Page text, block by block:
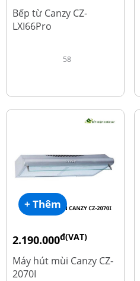
Bếp từ Canzy CZ-
LXI66Pro
58
+ Thêm
2.190.000đ(VAT)
4.450.000
Máy hút mùi Canzy CZ-
2070I